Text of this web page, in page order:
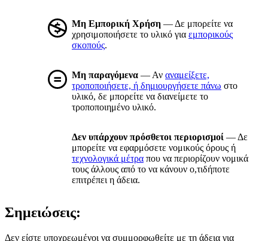
Μη Εμπορική Χρήση — Δε μπορείτε να
χρησιμοποιήσετε το υλικό για εμπορικούς
σκοπούς.
Μη παραγόμενα — Αν αναμείξετε,
τροποποιήσετε, ή δημιουργήσετε πάνω στο
υλικό, δε μπορείτε να διανείμετε το
τροποποιημένο υλικό.
Δεν υπάρχουν πρόσθετοι περιορισμοί — Δε
μπορείτε να εφαρμόσετε νομικούς όρους ή
τεχνολογικά μέτρα που να περιορίζουν νομικά
τους άλλους από το να κάνουν ο,τιδήποτε
επιτρέπει η άδεια.
Σημειώσεις:
Δεν είστε υποχρεωμένοι να συμμορφωθείτε με τη άδεια για